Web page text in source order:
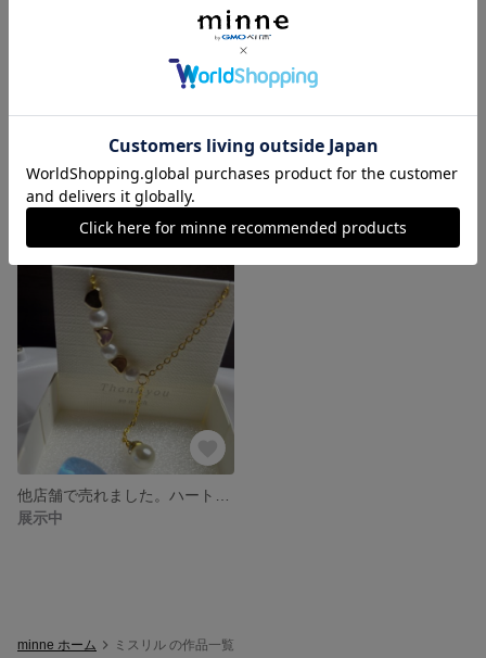
揺れる枝葉のゴールドリーフとブルービジューチャームのピアス レディースピアス ゴールド リーフ 限定 専用 バレンタイン 卒業 入園 入学 ラッキーえびす
1,450円
完売スノーピア レディースピアス パールピアス ゴールドド 限定 専用 バレンタイン 卒業 入園 入学 母の日
展示中
minne ホーム ミスリル の作品一覧